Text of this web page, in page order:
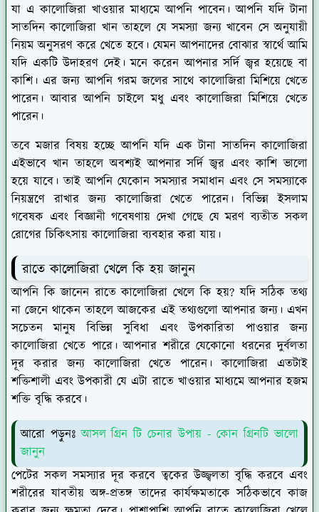
যা এ কালোজিরা খাওয়ার মাধ্যমে আপনি পাবেন। আপনি যদি টানা
সাতদিন কালোজিরা খান তাহলে যে সমস্যা জন্য খাবেন সে অনুযায়ী
নিয়ম অনুসরণ করে খেতে হবে। যেমন আপনাদের বোঝার স্বার্থে আমি
যদি একটি উদাহরণ দেই। মনে করেন আপনার সর্দি জ্বর হয়েছে বা
কাশি। এর জন্য আপনি গরম জলের সাথে কালোজিরা মিশিয়ে খেতে
পারেন। আবার আপনি চাইলে মধু এবং কালোজিরা মিশিয়ে খেতে
পারেন।
তবে মজার বিষয় হচ্ছে আপনি যদি এক টানা সাতদিন কালোজিরা
এইভাবে খান তাহলে অবশ্যই আপনার সর্দি জ্বর এবং কাশি ভালো
হয়ে যাবে। তাই আপনি যেকোন সমস্যার সমাধান এবং সে সমস্যাকে
নিয়ন্ত্রণে রাখার জন্য কালোজিরা খেতে পারেন। বিভিন্ন ইসলাম
গবেষক এবং বিজ্ঞানী গবেষণায় দেখা গেছে যে মরণ ব্যতীত সকল
রোগের চিকিৎসায় কালোজিরা ব্যবহার করা যায়।
রাতে কালোজিরা খেলে কি হয় জানুন
আপনি কি জানেন রাতে কালোজিরা খেলে কি হয়? যদি সঠিক তথ্য
না জেনে থাকেন তাহলে আজকের এই তথ্যগুলো আপনার জন্য। এখন
সচেতন মানুষ বিভিন্ন সুবিধা এবং উপকারিতা পাওয়ার জন্য
কালোজিরা খেতে পারে। আপনার শরীরে যেকোনো ধরনের দুর্বলতা
দূর করার জন্য কালোজিরা খেতে পারেন। কালোজিরা এতটাই
শক্তিশালী এবং উপকারী যে এটা রাতে খাওয়ার মাধ্যমে আপনার হজম
শক্তি বৃদ্ধি করবে।
আরো পড়ুনঃআসল গ্রিন টি চেনার উপায় - কোন গ্রিনটি ভালো
জানুন
পেটের সকল সমস্যার দূর করবে ত্বকের উজ্জ্বলতা বৃদ্ধি করবে এবং
শরীরের যাবতীয় অঙ্গ-প্রতঙ্গ তাদের কার্যক্ষমতাকে সঠিকভাবে কাজ